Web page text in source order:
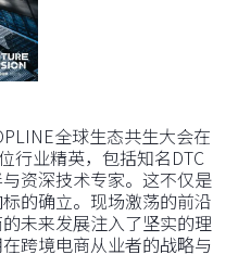
全球生态共生大会在
行业精英，包括知名DTC
资深技术专家。这不仅是
的确立。现场激荡的前沿
未来发展注入了坚实的理
跨境电商从业者的战略与